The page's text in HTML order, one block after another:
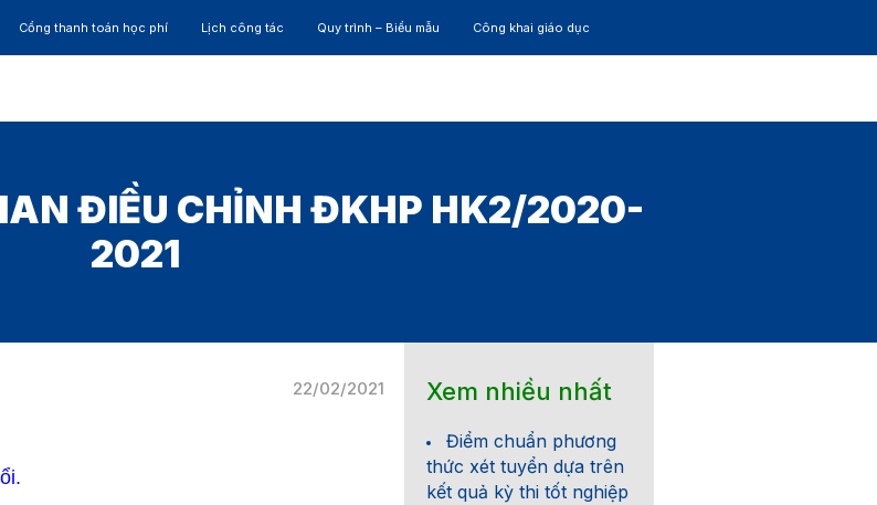
Cổng thanh toán học phí Lịch công tác Quy trình – Biểu mẫu Công khai giáo dục
ĐIỀU CHỈNH ĐKHP HK2/2020-
2021
22/02/2021 Xem nhiều nhất
Điểm chuẩn phương
thức xét tuyển dựa trên
kết quả kỳ thi tốt nghiệp